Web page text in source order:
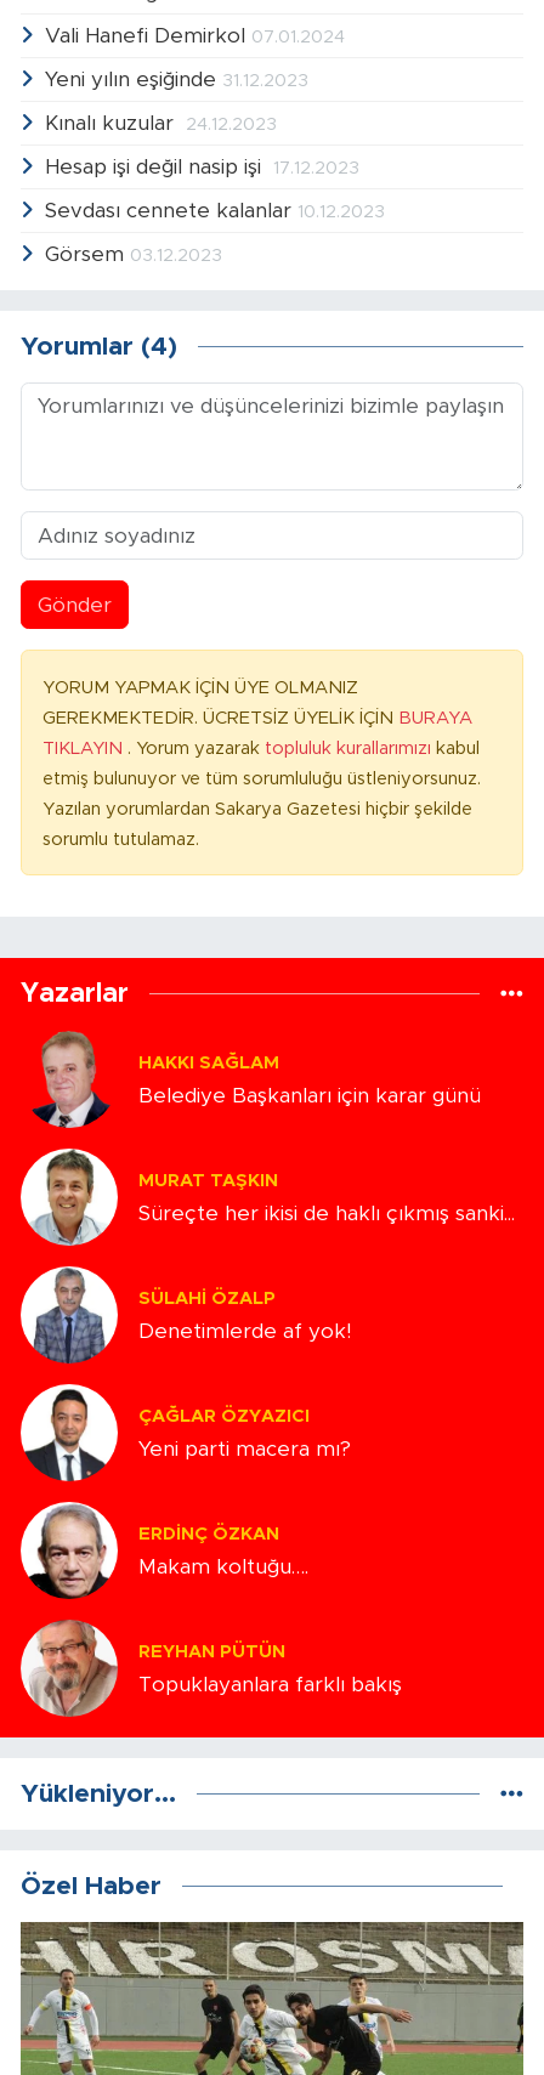
Vali Hanefi Demirkol 07.01.2024
Yeni yılın eşiğinde 31.12.2023
Kınalı kuzular 24.12.2023
Hesap işi değil nasip işi 17.12.2023
Sevdası cennete kalanlar 10.12.2023
Görsem 03.12.2023
Yorumlar (4)
Gönder
YORUM YAPMAK İÇİN ÜYE OLMANIZ
GEREKMEKTEDİR. ÜCRETSİZ ÜYELİK İÇİN BURAYA
TIKLAYIN . Yorum yazarak topluluk kurallarımızı kabul
etmiş bulunuyor ve tüm sorumluluğu üstleniyorsunuz.
Yazılan yorumlardan Sakarya Gazetesi hiçbir şekilde
sorumlu tutulamaz.
Yazarlar
HAKKI SAĞLAM
Belediye Başkanları için karar günü
MURAT TAŞKIN
Süreçte her ikisi de haklı çıkmış sanki...
SÜLAHI ÖZALP
Denetimlerde af yok!
ÇAĞLAR ÖZYAZICI
Yeni parti macera mı?
ERDINÇ ÖZKAN
Makam koltuğu….
REYHAN PÜTÜN
Topuklayanlara farklı bakış
Yükleniyor...
Özel Haber